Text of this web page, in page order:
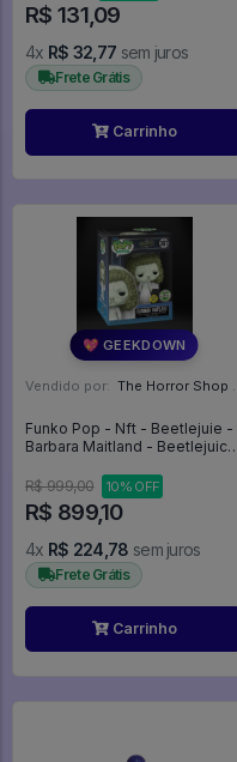
R$ 131,09
4x R$ 32,77 sem juros
Frete Grátis
Carrinho
💖 GEEKDOWN
Vendido por: The Horror Shop - Colecionáveis - MG
Funko Pop - Nft - Beetlejuie -
Barbara Maitland - Beetlejuice
R$ 999,00
10% OFF
R$ 899,10
4x R$ 224,78 sem juros
Frete Grátis
Carrinho